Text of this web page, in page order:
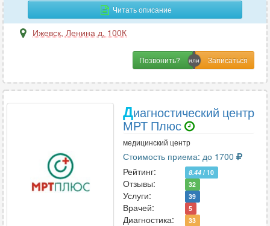
Читать описание
Ижевск, Ленина д. 100К
Позвонить?
Диагностический центр
МРТ Плюс
медицинский центр
Стоимость приема: до 1700
Рейтинг:
8.44 / 10
Отзывы: 32
Услуги: 39
Врачей: 5
Диагностика: 33